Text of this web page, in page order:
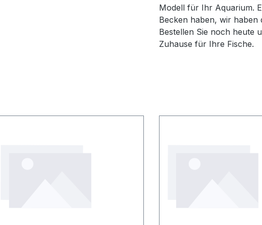
Modell für Ihr Aquarium.
Becken haben, wir haben
Bestellen Sie noch heute
Zuhause für Ihre Fische.